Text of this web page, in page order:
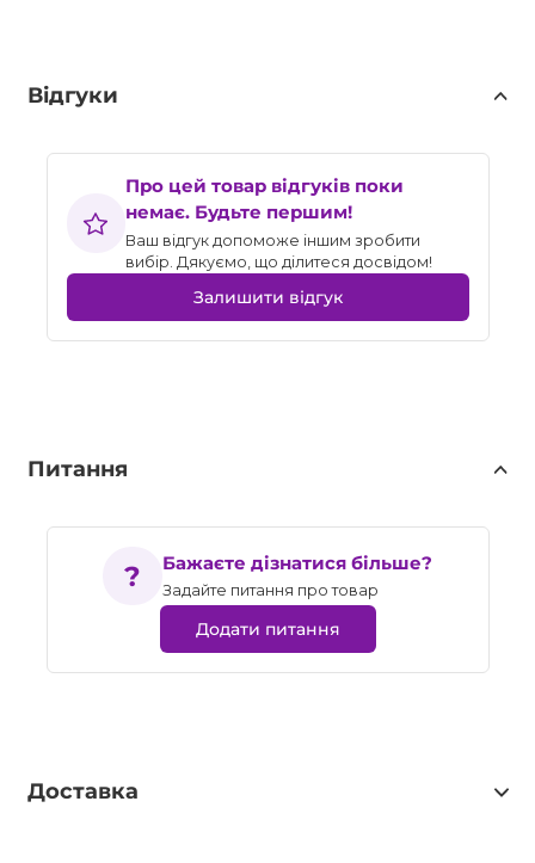
Відгуки
Про цей товар відгуків поки
немає. Будьте першим!
Ваш відгук допоможе іншим зробити
вибір. Дякуємо, що ділитеся досвідом!
Залишити відгук
Питання
Бажаєте дізнатися більше?
Задайте питання про товар
Додати питання
Доставка